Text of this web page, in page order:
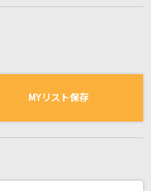
る曲の一覧
MYリスト保存